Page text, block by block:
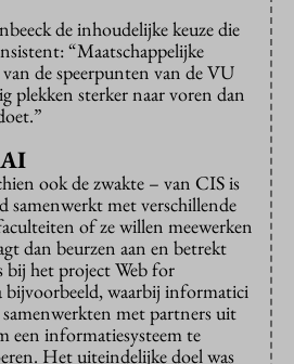
de inhoudelijke keuze die
“Maatschappelijke
de speerpunten van de VU
plekken sterker naar voren dan
ook de zwakte – van CIS is
met verschillende
of ze willen meewerken
dan beurzen aan en betrekt
bij het project Web for
waarbij informatici
met partners uit
een informatiesysteem te
Het uiteindelijke doel was